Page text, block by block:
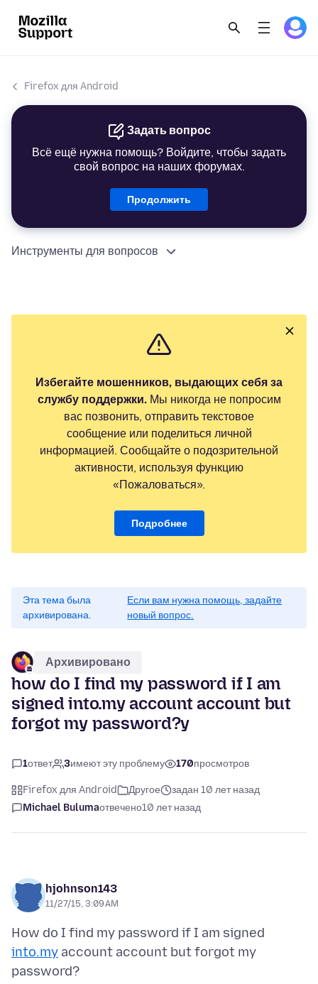
Firefox для Android
Задать вопрос
Всё ещё нужна помощь? Войдите, чтобы задать
свой вопрос на наших форумах.
Продолжить
Инструменты для вопросов
Избегайте мошенников, выдающих себя за
службу поддержки.Мы никогда не попросим
вас позвонить, отправить текстовое
сообщение или поделиться личной
информацией. Сообщайте о подозрительной
активности, используя функцию
«Пожаловаться».
Подробнее
Эта тема была
архивирована.
Если вам нужна помощь, задайте
новый вопрос.
Архивировано
how do I find my password if I am
signed into.my account account but
forgot my password?y
1ответ 3имеют эту проблему 170просмотров
Firefox для Android Другое
задан 10 лет назад
Michael Bulumaотвечено10 лет назад
hjohnson143
11/27/15, 3:09 AM
How do I find my password if I am signed
into.my account account but forgot my